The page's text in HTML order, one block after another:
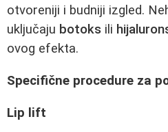
otvoreniji i budniji izgled.
uključaju botoks ili
ovog efekta.
Specifične procedure za
Lip lift